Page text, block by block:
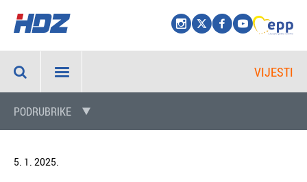
VIJESTI
PODRUBRIKE
5. 1. 2025.